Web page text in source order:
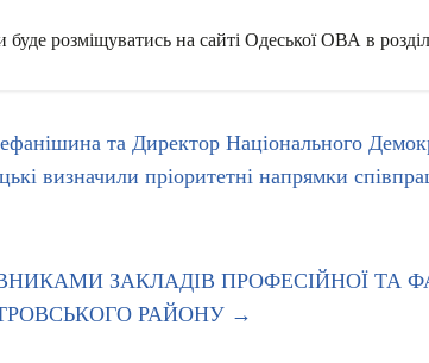
розміщуватись на сайті Одеської ОВА в
та Директор Національного
визначили пріоритетні напрямки
ЗАКЛАДІВ ПРОФЕСІЙНОЇ ТА
РАЙОНУ →